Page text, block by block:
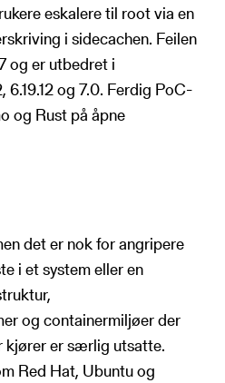
eskalere til root via en
i sidecachen. Feilen
og er utbedret i
6.19.12 og 7.0. Ferdig PoC-
og Rust på åpne
det er nok for angripere
i et system eller en
og containermiljøer der
kjører er særlig utsatte.
Red Hat, Ubuntu og